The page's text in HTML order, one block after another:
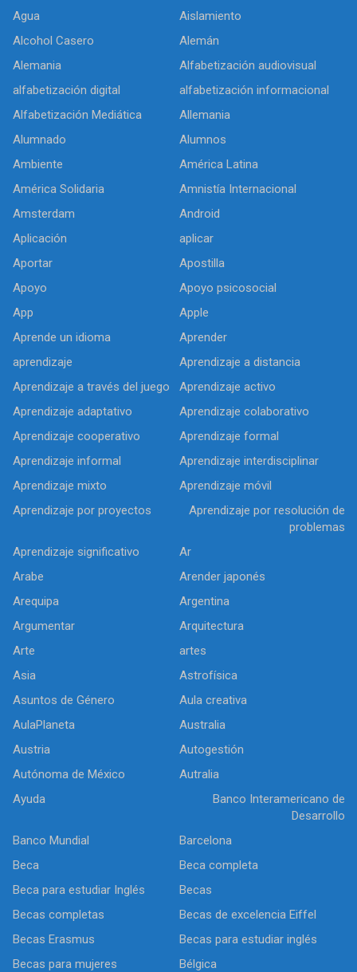
Agua
Aislamiento
Alcohol Casero
Alemán
Alemania
Alfabetización audiovisual
alfabetización digital
alfabetización informacional
Alfabetización Mediática
Allemania
Alumnado
Alumnos
Ambiente
América Latina
América Solidaria
Amnistía Internacional
Amsterdam
Android
Aplicación
aplicar
Aportar
Apostilla
Apoyo
Apoyo psicosocial
App
Apple
Aprende un idioma
Aprender
aprendizaje
Aprendizaje a distancia
Aprendizaje a través del juego
Aprendizaje activo
Aprendizaje adaptativo
Aprendizaje colaborativo
Aprendizaje cooperativo
Aprendizaje formal
Aprendizaje informal
Aprendizaje interdisciplinar
Aprendizaje mixto
Aprendizaje móvil
Aprendizaje por proyectos
Aprendizaje por resolución de
problemas
Aprendizaje significativo
Ar
Arabe
Arender japonés
Arequipa
Argentina
Argumentar
Arquitectura
Arte
artes
Asia
Astrofísica
Asuntos de Género
Aula creativa
AulaPlaneta
Australia
Austria
Autogestión
Autónoma de México
Autralia
Ayuda
Banco Interamericano de
Desarrollo
Banco Mundial
Barcelona
Beca
Beca completa
Beca para estudiar Inglés
Becas
Becas completas
Becas de excelencia Eiffel
Becas Erasmus
Becas para estudiar inglés
Becas para mujeres
Bélgica